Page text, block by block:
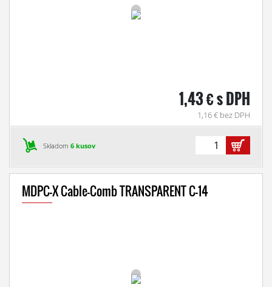
1,43 € s DPH
1,16 € bez DPH
Skladom 6 kusov
MDPC-X Cable-Comb TRANSPARENT C-14